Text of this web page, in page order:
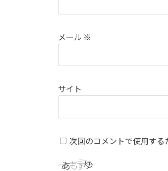
メール ※
サイト
次回のコメントで使用する